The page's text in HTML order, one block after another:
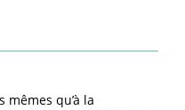
mêmes qu’à la